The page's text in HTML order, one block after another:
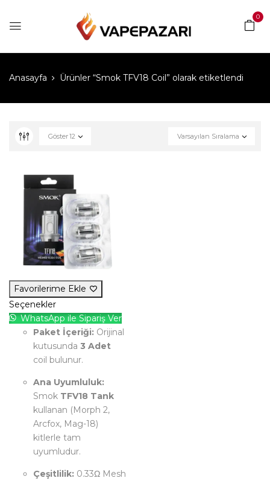
0
Anasayfa Ürünler “Smok TFV18 Coil” olarak etiketlendi
Varsayılan Sıralama
Göster12
Favorilerime Ekle
Seçenekler
WhatsApp ile Sipariş Ver
Paket İçeriği: Orijinal
kutusunda 3 Adet
coil bulunur.
Ana Uyumluluk:
Smok TFV18 Tank
kullanan (Morph 2,
Arcfox, Mag-18)
kitlerle tam
uyumludur.
Çeşitlilik: 0.33Ω Mesh